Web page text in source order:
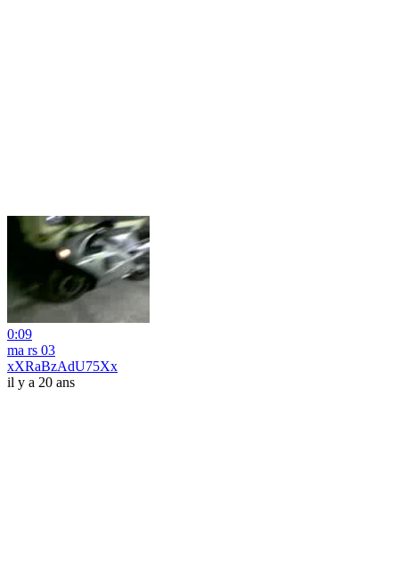
0:09
ma rs 03
xXRaBzAdU75Xx
il y a 20 ans